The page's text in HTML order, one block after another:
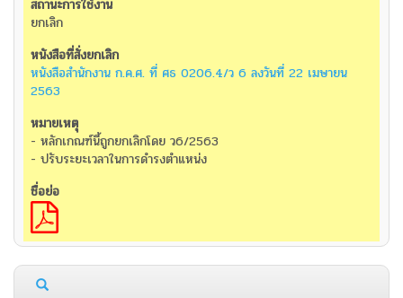
ยกเลิก
หนังสือสำนักงาน ก.ค.ศ. ที่ ศธ 0206.4/ว 6 ลงวันที่ 22 เมษายน
2563
- หลักเกณฑ์นี้ถูกยกเลิกโดย ว6/2563
- ปรับระยะเวลาในการดำรงตำแหน่ง